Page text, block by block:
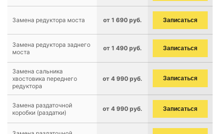
Замена редуктора моста от 1 690 руб. Записаться
Замена редуктора заднего
моста
от 1 490 руб. Записаться
Замена сальника
хвостовика переднего
редуктора
от 4 990 руб. Записаться
Замена раздаточной
коробки (раздатки)
от 4 990 руб. Записаться